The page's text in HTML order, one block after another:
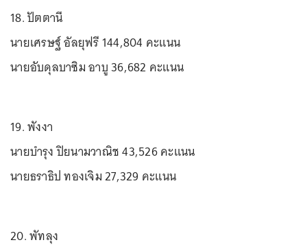
18. ปัตตานี
นายเศรษฐ์ อัลยุฟรี 144,804 คะแนน
นายอับดุลบาซิม อาบู 36,682 คะแนน
19. พังงา
นายบำรุง ปิยนามวาณิช 43,526 คะแนน
นายธราธิป ทองเจิม 27,329 คะแนน
20. พัทลุง